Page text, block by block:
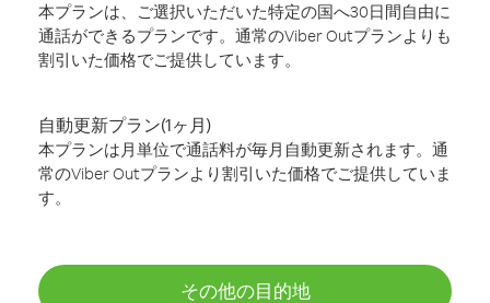
本プランは、ご選択いただいた特定の国へ30日間自由に
通話ができるプランです。通常のViber Outプランよりも
割引いた価格でご提供しています。
自動更新プラン(1ヶ月)
本プランは月単位で通話料が毎月自動更新されます。通
常のViber Outプランより割引いた価格でご提供していま
す。
その他の目的地